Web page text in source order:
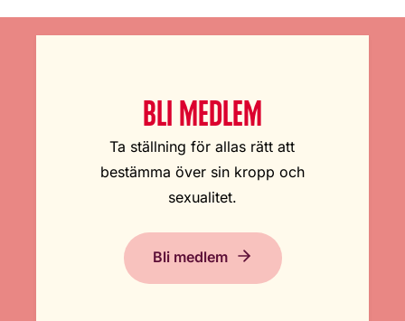
BLI MEDLEM
Ta ställning för allas rätt att
bestämma över sin kropp och
sexualitet.
Bli medlem